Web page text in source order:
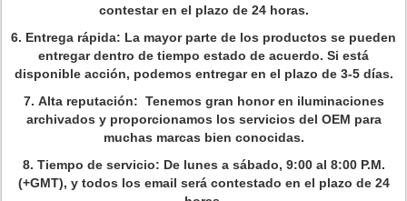
contestar en el plazo de 24 horas.
6. Entrega rápida: La mayor parte de los productos se pueden
entregar dentro de tiempo estado de acuerdo. Si está
disponible acción, podemos entregar en el plazo de 3-5 días.
7. Alta reputación: Tenemos gran honor en iluminaciones
archivados y proporcionamos los servicios del OEM para
muchas marcas bien conocidas.
8. Tiempo de servicio: De lunes a sábado, 9:00 al 8:00 P.M.
(+GMT), y todos los email será contestado en el plazo de 24